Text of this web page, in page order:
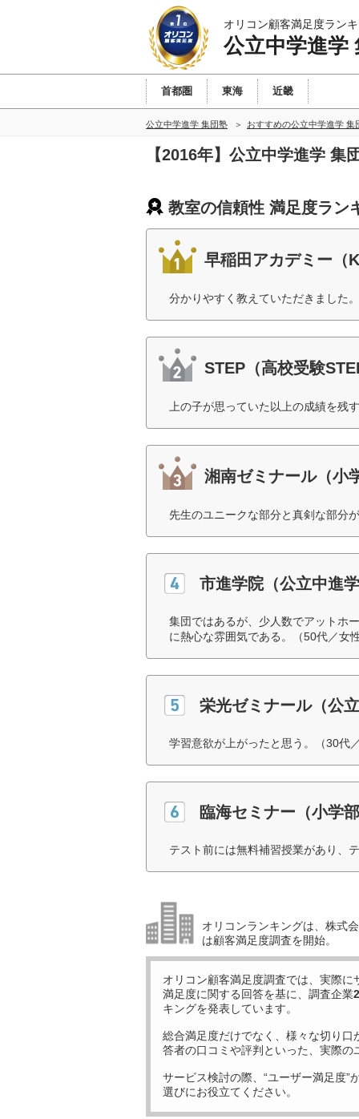
オリコン顧客満足度ラン
公立中学進学
首都圏 東海 近畿
公立中学進学 集団塾 おすすめの公立中学進学
【2016年】公立中学進学
教室の信頼性 満足度ラン
早稲田アカデミー（
分かりやすく教えていただきました
STEP（高校受験
上の子が思っていた以上の成績を残
湘南ゼミナール（小
先生のユニークな部分と真剣な部分
市進学院（公立中進
集団ではあるが、少人数でアットホ
に熱心な雰囲気である。（50代／女
栄光ゼミナール（公
学習意欲が上がったと思う。（30代
臨海セミナー（小学
テスト前には無料補習授業があり、
オリコンランキングは、株式
は顧客満足度調査を開始。
オリコン顧客満足度調査では、実際に
満足度に関する回答を基に、調査企業
キングを発表しています。
総合満足度だけでなく、様々な切り口
答者の口コミや評判といった、実際
サービス検討の際、“ユーザー満足度”
選びにお役立てください。